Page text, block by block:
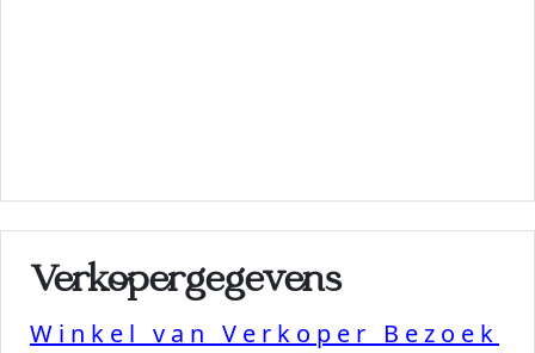
Verkopergegevens
Winkel van Verkoper Bezoek